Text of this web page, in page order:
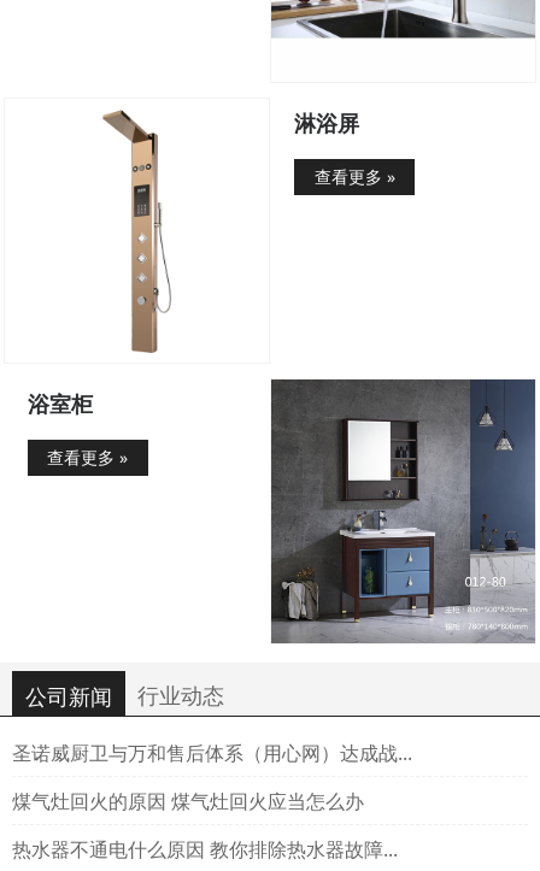
淋浴屏
查看更多 »
浴室柜
查看更多 »
公司新闻 行业动态
圣诺威厨卫与万和售后体系（用心网）达成战...
煤气灶回火的原因 煤气灶回火应当怎么办
热水器不通电什么原因 教你排除热水器故障...